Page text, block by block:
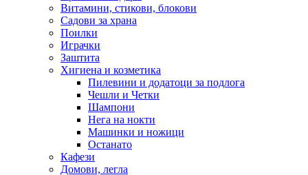
Витамини, стикови, блокови
Садови за храна
Поилки
Играчки
Заштита
Хигиена и козметика
Пилевини и додатоци за подлога
Чешли и Четки
Шампони
Нега на нокти
Машинки и ножици
Останато
Кафези
Домови, легла